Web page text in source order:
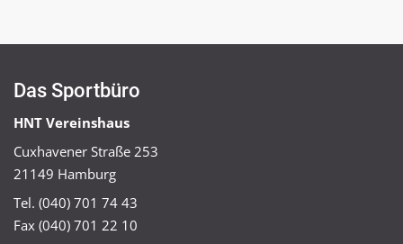
Das Sportbüro
HNT Vereinshaus
Cuxhavener Straße 253
21149 Hamburg
Tel. (040) 701 74 43
Fax (040) 701 22 10